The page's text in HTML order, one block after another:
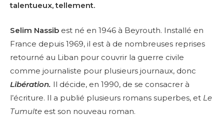
talentueux, tellement.
Selim Nassib est né en 1946 à Beyrouth. Installé en
France depuis 1969, il est à de nombreuses reprises
retourné au Liban pour couvrir la guerre civile
comme journaliste pour plusieurs journaux, donc
Libération. Il décide, en 1990, de se consacrer à
l’écriture. Il a publié plusieurs romans superbes, et Le
Tumulte est son nouveau roman.